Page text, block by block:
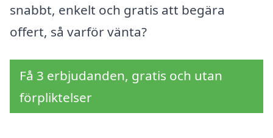
snabbt, enkelt och gratis att begära
offert, så varför vänta?
Få 3 erbjudanden, gratis och utan
förpliktelser